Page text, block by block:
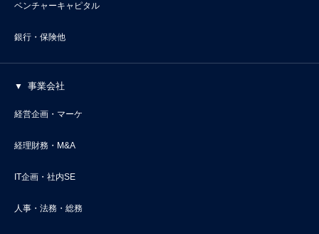
ベンチャーキャピタル
銀行・保険他
事業会社
経営企画・マーケ
経理財務・M&A
IT企画・社内SE
人事・法務・総務